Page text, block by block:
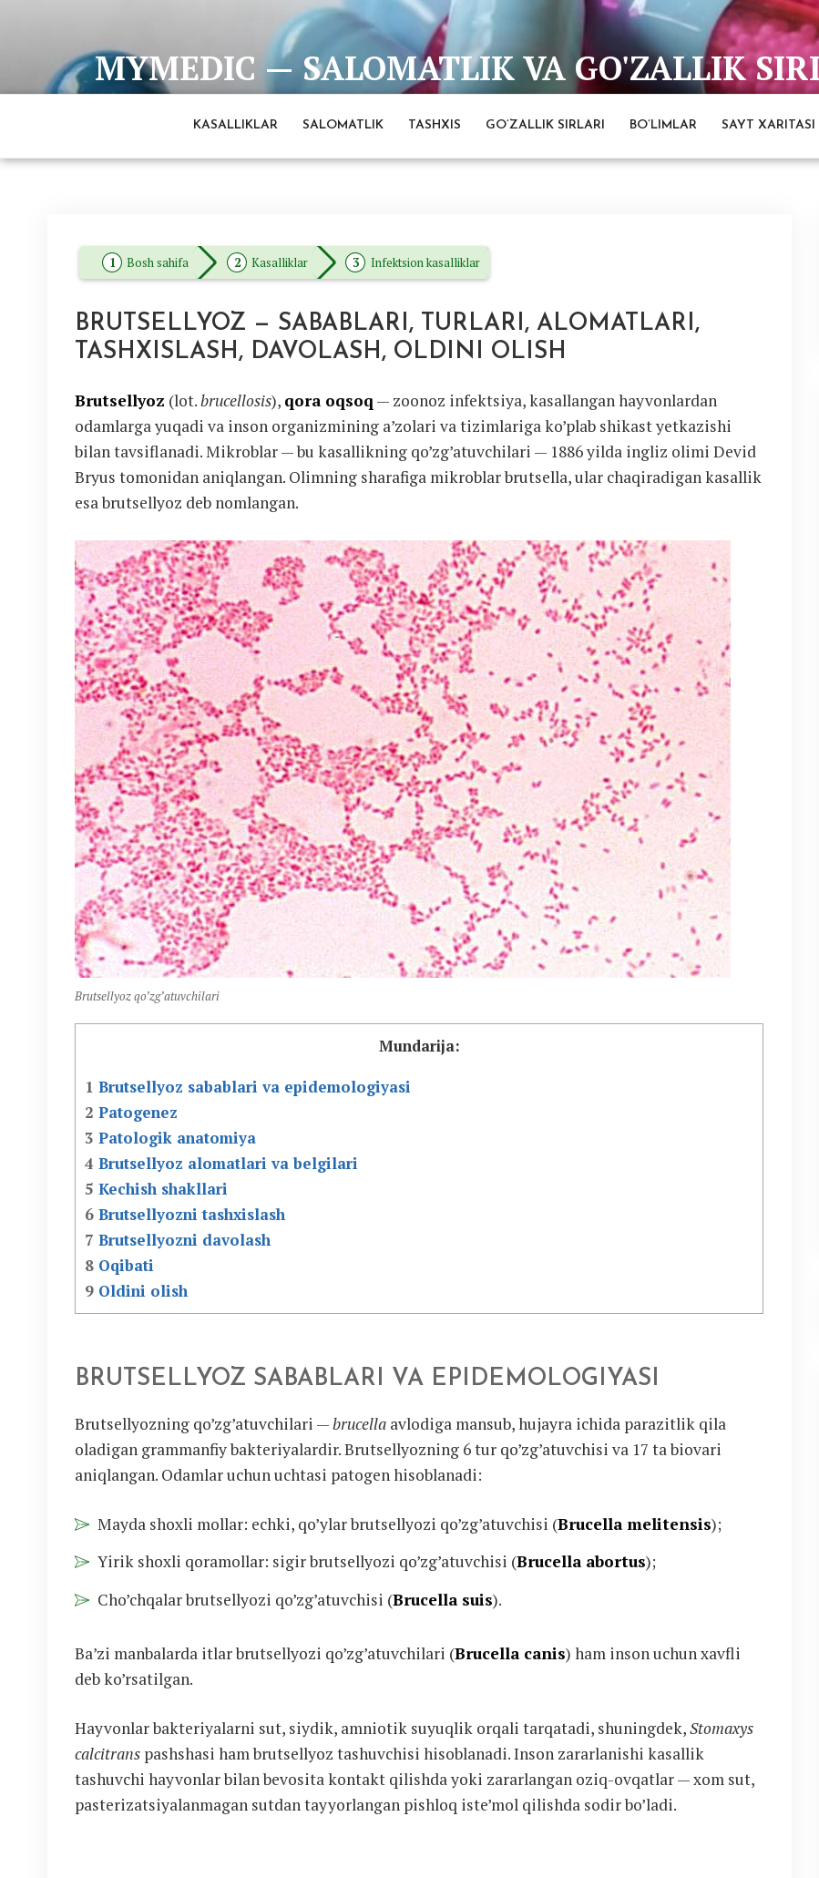
MYMEDIC — SALOMATLIK VA GO'ZALLIK
Barcha eng ishonchli va to'liq ma'lumotlar manbai
KASALLIKLAR SALOMATLIK TASHXIS GO’ZALLIK SIRLARI BO’LIMLAR SAYT XARITASI
Bosh sahifa Kasalliklar Infektsion kasalliklar
BRUTSELLYOZ — SABABLARI, TURLARI, ALOMATLARI,
TASHXISLASH, DAVOLASH, OLDINI OLISH
Brutsellyoz (lot.brucellosis), qora oqsoq — zoonoz infektsiya, kasallangan hayvonlardan
odamlarga yuqadi va inson organizmining a’zolari va tizimlariga ko’plab shikast yetkazishi
bilan tavsiflanadi. Mikroblar — bu kasallikning qo’zg’atuvchilari — 1886 yilda ingliz olimi Devid
Bryus tomonidan aniqlangan. Olimning sharafiga mikroblar brutsella, ular chaqiradigan kasallik
esa brutsellyoz deb nomlangan.
Brutsellyoz qo’zg’atuvchilari
Mundarija:
1 Brutsellyoz sabablari va epidemologiyasi
2 Patogenez
3 Patologik anatomiya
4 Brutsellyoz alomatlari va belgilari
5 Kechish shakllari
6 Brutsellyozni tashxislash
7 Brutsellyozni davolash
8 Oqibati
9 Oldini olish
BRUTSELLYOZ SABABLARI VA EPIDEMOLOGIYASI
Brutsellyozning qo’zg’atuvchilari —brucella avlodiga mansub, hujayra ichida parazitlik qila
oladigan grammanfiy bakteriyalardir. Brutsellyozning 6 tur qo’zg’atuvchisi va 17 ta biovari
aniqlangan. Odamlar uchun uchtasi patogen hisoblanadi:
Mayda shoxli mollar: echki, qo’ylar brutsellyozi qo’zg’atuvchisi (Brucella melitensis);
Yirik shoxli qoramollar: sigir brutsellyozi qo’zg’atuvchisi (Brucella abortus);
Cho’chqalar brutsellyozi qo’zg’atuvchisi (Brucella suis).
Ba’zi manbalarda itlar brutsellyozi qo’zg’atuvchilari (Brucella canis) ham inson uchun xavfli
deb ko’rsatilgan.
Hayvonlar bakteriyalarni sut, siydik, amniotik suyuqlik orqali tarqatadi, shuningdek,Stomaxys
calcitrans pashshasi ham brutsellyoz tashuvchisi hisoblanadi. Inson zararlanishi kasallik
tashuvchi hayvonlar bilan bevosita kontakt qilishda yoki zararlangan oziq-ovqatlar — xom sut,
pasterizatsiyalanmagan sutdan tayyorlangan pishloq iste’mol qilishda sodir bo’ladi.